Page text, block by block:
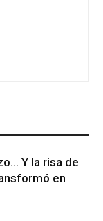
Y la risa de
en